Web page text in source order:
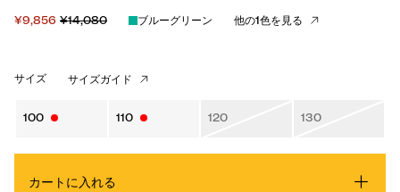
¥9,856 ¥14,080 ブルーグリーン 他の1色を見る
サイズ サイズガイド
100 110 120 130
カートに入れる